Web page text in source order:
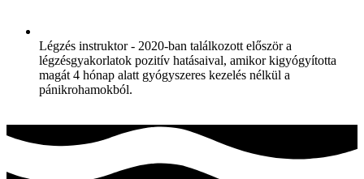
Légzés instruktor - 2020-ban találkozott először a
légzésgyakorlatok pozitív hatásaival, amikor kigyógyította
magát 4 hónap alatt gyógyszeres kezelés nélkül a
pánikrohamokból.